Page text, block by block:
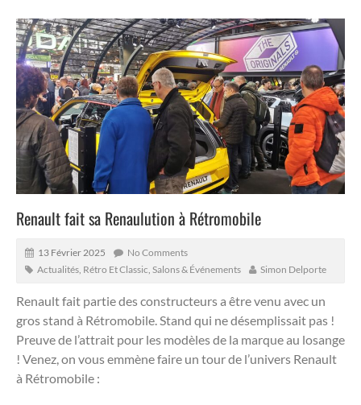
Renault fait sa Renaulution à Rétromobile
13 Février 2025
No Comments
Actualités Rétro Et Classic Salons & Événements Simon Delporte
Renault fait partie des constructeurs a être venu avec un
gros stand à Rétromobile. Stand qui ne désemplissait pas !
Preuve de l’attrait pour les modèles de la marque au losange
! Venez, on vous emmène faire un tour de l’univers Renault
à Rétromobile :